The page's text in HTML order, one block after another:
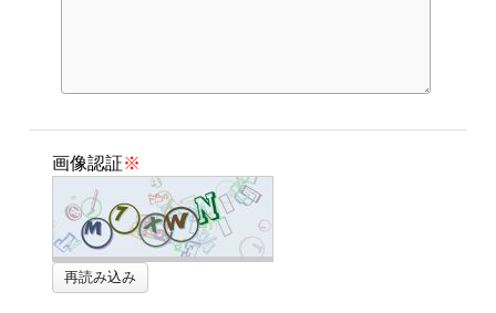
画像認証※